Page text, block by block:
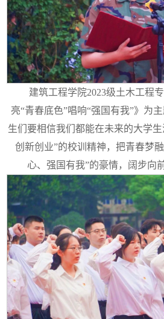
建筑工程学院2023级土木工程
亮“青春底色”唱响“强国有我”》为
生们要相信我们都能在未来的大学生
创新创业”的校训精神，把青春梦
心、强国有我”的豪情，阔步向